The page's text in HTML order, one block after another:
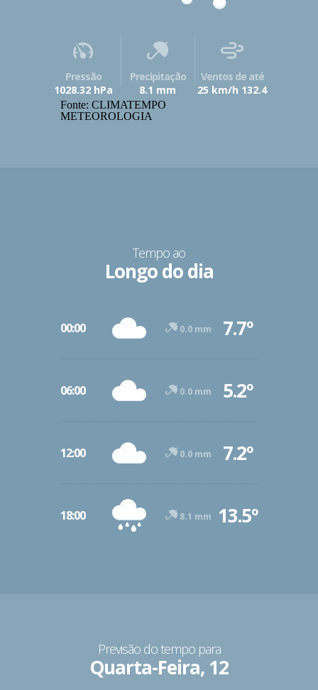
Pressão
1028.32 hPa
Precipitação
8.1 mm
Ventos de até
25 km/h 132.4
Fonte: CLIMATEMPO
METEOROLOGIA
Tempo ao
Longo do dia
00:00 0.0 mm 7.7º
06:00 0.0 mm 5.2º
12:00 0.0 mm 7.2º
18:00 8.1 mm 13.5º
Previsão do tempo para
Quarta-Feira, 12